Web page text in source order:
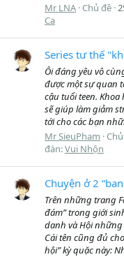
Mr LNA Chủ đề
Ca
Series tư thế
Ôi đáng yêu vô
được một sự quan
cậu tuổi teen.
sẽ giúp làm giảm
tới cho các bạn
Mr SieuPham
đàn:Vui Nhộn
Chuyện ở 2
Trên những trang
đám” trong giới
danh và Hội
Cái tên cũng đủ
hội” kỳ quặc này: